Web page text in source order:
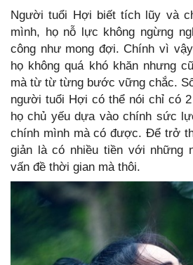
Người tuổi Hợi biết tích lũy và
mình, họ nỗ lực không ngừng
công như mong đợi. Chính vì
họ không quá khó khăn nhưng
mà từ từ từng bước vững chắc.
người tuổi Hợi có thể nói chỉ có
họ chủ yếu dựa vào chính sức
chính mình mà có được. Để trở
giản là có nhiều tiền với những
vấn đề thời gian mà thôi.